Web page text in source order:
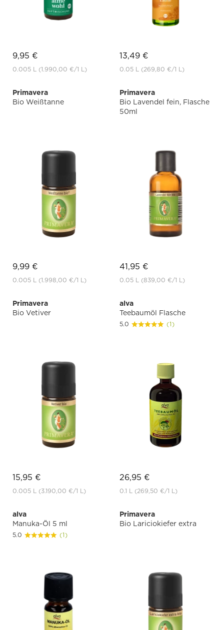
9,95 €
0.005 L (1.990,00 €/1 L)
13,49 €
0.05 L (269,80 €/1 L)
Primavera
Bio Weißtanne
9,99 €
0.005 L (1.998,00 €/1 L)
Primavera
Bio Lavendel fein, Flasche
50ml
41,95 €
0.05 L (839,00 €/1 L)
Primavera
Bio Vetiver
15,95 €
0.005 L (3.190,00 €/1 L)
alva
Teebaumöl Flasche
5.0 (1)
26,95 €
0.1 L (269,50 €/1 L)
alva
Manuka-Öl 5 ml
5.0 (1)
Primavera
Bio Lariciokiefer extra